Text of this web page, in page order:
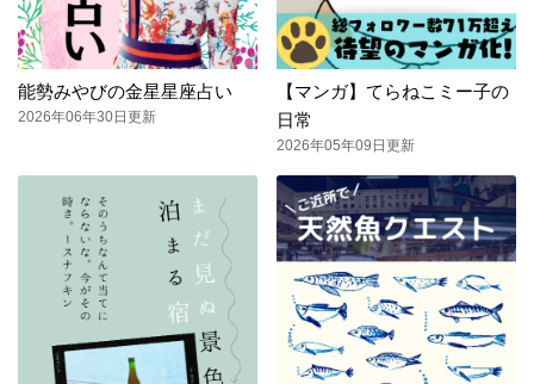
能勢みやびの金星星座占い
2026年06年30日更新
【マンガ】てらねこミー子の
日常
2026年05年09日更新